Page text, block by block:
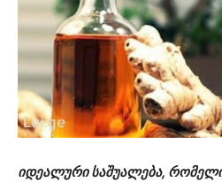
იდეალური საშუალება,